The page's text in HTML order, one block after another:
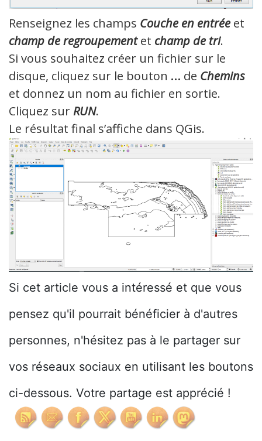
Renseignez les champs Couche en entrée et
champ de regroupementet champ de tri.
Si vous souhaitez créer un fichier sur le
disque, cliquez sur le bouton … de Chemins
et donnez un nom au fichier en sortie.
Cliquez surRUN.
Le résultat final s’affiche dans QGis.
Si cet article vous a intéressé et que vous
pensez qu'il pourrait bénéficier à d'autres
personnes, n'hésitez pas à le partager sur
vos réseaux sociaux en utilisant les boutons
ci-dessous. Votre partage est apprécié !